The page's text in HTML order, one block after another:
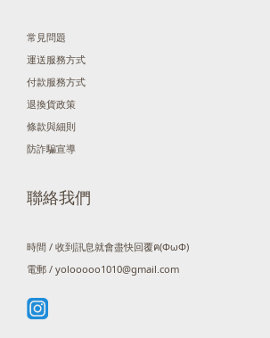
常見問題
運送服務方式
付款服務方式
退換貨政策
條款與細則
防詐騙宣導
聯絡我們
時間 / 收到訊息就會盡快回覆ฅ(ΦωΦ)
電郵 / yolooooo1010@gmail.com